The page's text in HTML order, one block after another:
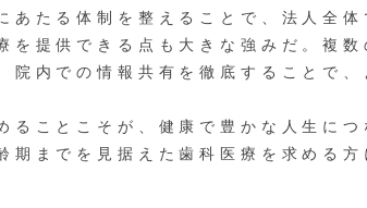
たる体制を整えることで、法人全体
を提供できる点も大きな強みだ。複
院内での情報共有を徹底することで
ことこそが、健康で豊かな人生につ
期までを見据えた歯科医療を求める